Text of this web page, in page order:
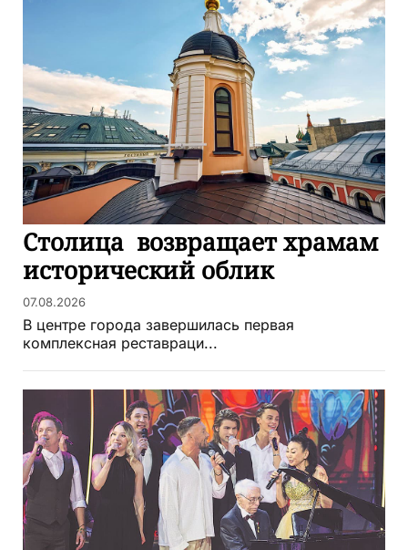
Столица возвращает храмам
исторический облик
07.08.2026
В центре города завершилась первая
комплексная реставраци...